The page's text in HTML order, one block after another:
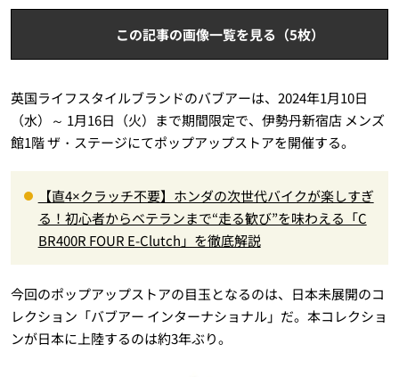
この記事の画像一覧を見る（5枚）
英国ライフスタイルブランドのバブアーは、2024年1月10日
（水）～ 1月16日（火）まで期間限定で、伊勢丹新宿店 メンズ
館1階 ザ・ステージにてポップアップストアを開催する。
【直4×クラッチ不要】ホンダの次世代バイクが楽しすぎ
る！初心者からベテランまで“走る歓び”を味わえる「C
BR400R FOUR E-Clutch」を徹底解説
今回のポップアップストアの目玉となるのは、日本未展開のコ
レクション「バブアー インターナショナル」だ。本コレクショ
ンが日本に上陸するのは約3年ぶり。